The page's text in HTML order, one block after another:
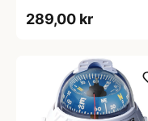
289,00 kr